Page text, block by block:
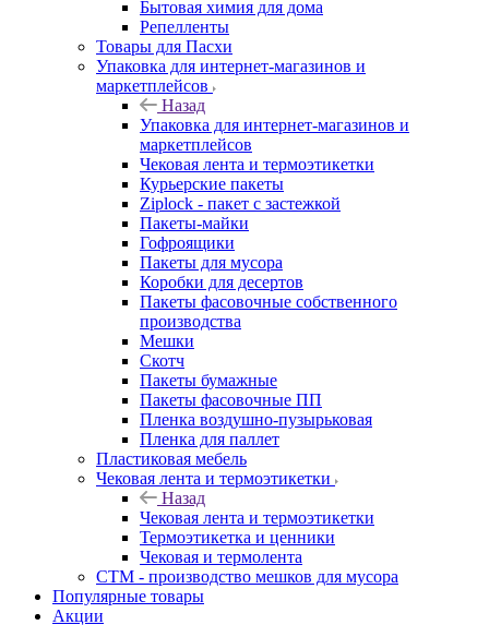
Бытовая химия для дома
Репелленты
Товары для Пасхи
Упаковка для интернет-магазинов и
маркетплейсов
Назад
Упаковка для интернет-магазинов и
маркетплейсов
Чековая лента и термоэтикетки
Курьерские пакеты
Ziplock - пакет с застежкой
Пакеты-майки
Гофроящики
Пакеты для мусора
Коробки для десертов
Пакеты фасовочные собственного
производства
Мешки
Скотч
Пакеты бумажные
Пакеты фасовочные ПП
Пленка воздушно-пузырьковая
Пленка для паллет
Пластиковая мебель
Чековая лента и термоэтикетки
Назад
Чековая лента и термоэтикетки
Термоэтикетка и ценники
Чековая и термолента
СТМ - производство мешков для мусора
Популярные товары
Акции